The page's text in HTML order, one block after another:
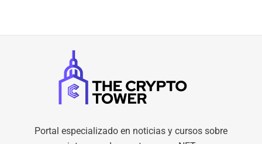
Portal especializado en noticias y cursos sobre